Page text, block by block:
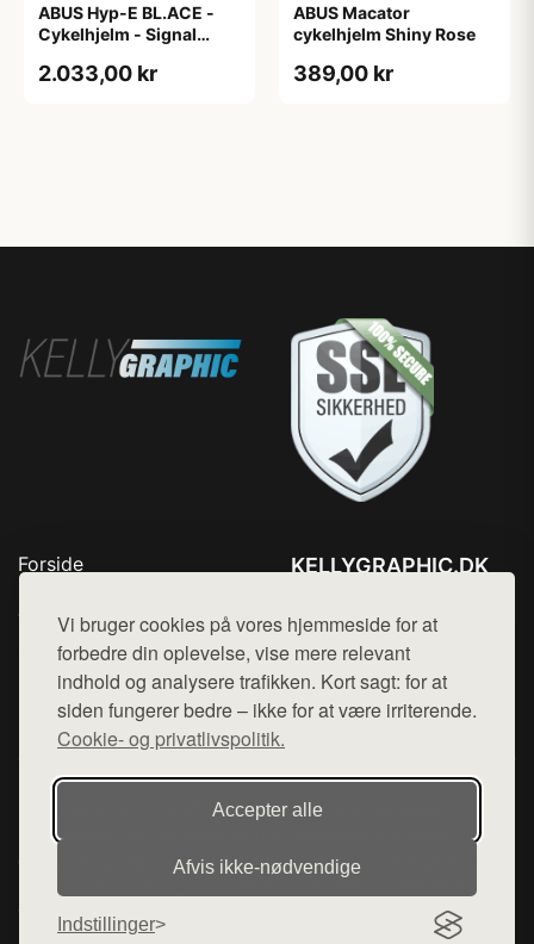
Vi bruger cookies på vores hjemmeside for at
forbedre din oplevelse, vise mere relevant
indhold og analysere trafikken. Kort sagt: for at
siden fungerer bedre – ikke for at være irriterende.
Cookie- og privatlivspolitik.
Accepter alle
Afvis ikke‑nødvendige
Indstillinger
ABUS Hyp-E BL.ACE -
Cykelhjelm - Signal
2.033,00 kr
ABUS Macator
cykelhjelm Shiny Rose
389,00 kr
Forside
Top Rabatter
Blog
Kontakt
KELLYGRAPHIC.DK
Mail: hej@want.dk
Cookie- og privatlivspolitik
Denne side er en del af want.dk, der udgiver en række
hjemmesider med præsentation af forskellige produkter fra
diverse webshops. Der sælges ikke varer fra denne side - vi
varerne på lager.